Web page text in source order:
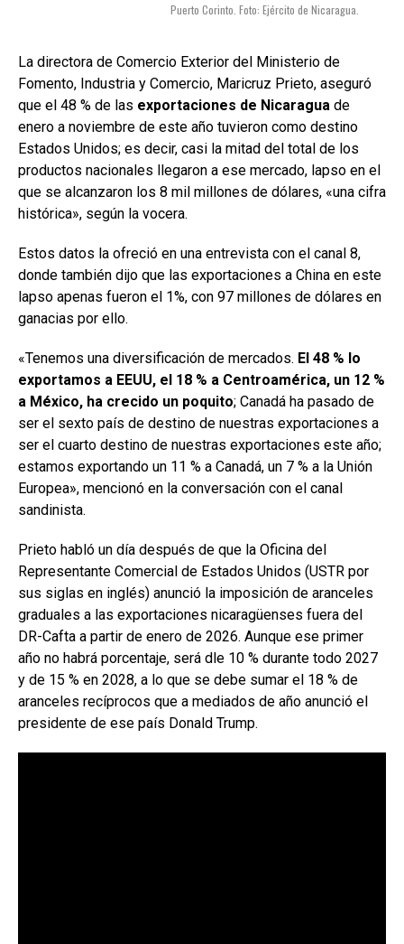
Puerto Corinto. Foto: Ejército de Nicaragua.
La directora de Comercio Exterior del Ministerio de
Fomento, Industria y Comercio, Maricruz Prieto, aseguró
que el 48 % de las exportaciones de Nicaragua de
enero a noviembre de este año tuvieron como destino
Estados Unidos; es decir, casi la mitad del total de los
productos nacionales llegaron a ese mercado, lapso en el
que se alcanzaron los 8 mil millones de dólares, «una cifra
histórica», según la vocera.
Estos datos la ofreció en una entrevista con el canal 8,
donde también dijo que las exportaciones a China en este
lapso apenas fueron el 1%, con 97 millones de dólares en
ganacias por ello.
«Tenemos una diversificación de mercados. El 48 % lo
exportamos a EEUU, el 18 % a Centroamérica, un 12 %
a México, ha crecido un poquito; Canadá ha pasado de
ser el sexto país de destino de nuestras exportaciones a
ser el cuarto destino de nuestras exportaciones este año;
estamos exportando un 11 % a Canadá, un 7 % a la Unión
Europea», mencionó en la conversación con el canal
sandinista.
Prieto habló un día después de que la Oficina del
Representante Comercial de Estados Unidos (USTR por
sus siglas en inglés) anunció la imposición de aranceles
graduales a las exportaciones nicaragüenses fuera del
DR-Cafta a partir de enero de 2026. Aunque ese primer
año no habrá porcentaje, será dle 10 % durante todo 2027
y de 15 % en 2028, a lo que se debe sumar el 18 % de
aranceles recíprocos que a mediados de año anunció el
presidente de ese país Donald Trump.